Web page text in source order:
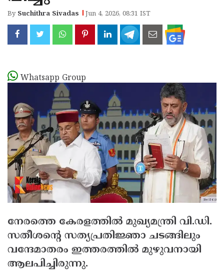
By Suchithra Sivadas Jun 4, 2026, 08:31 IST
Whatsapp Group
നേരത്തെ കേരളത്തില്‍ മുഖ്യമന്ത്രി വി.ഡി.
സതീശന്റെ സത്യപ്രതിജ്ഞാ ചടങ്ങിലും
വന്ദേമാതരം ഇത്തരത്തില്‍ മുഴുവനായി
ആലപിച്ചിരുന്നു.